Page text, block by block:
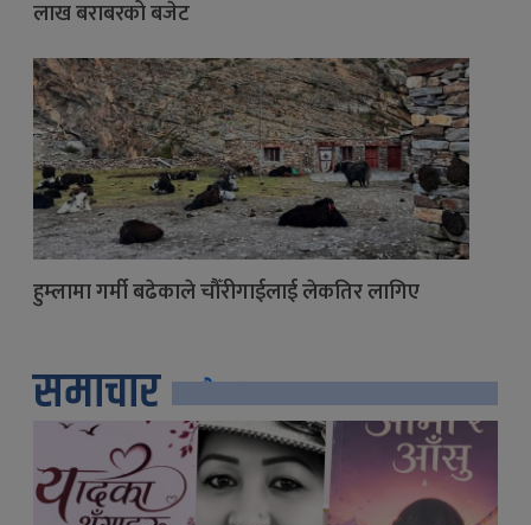
लाख बराबरको बजेट
हुम्लामा गर्मी बढेकाले चौँरीगाईलाई लेकतिर लागिए
समाचार सबै